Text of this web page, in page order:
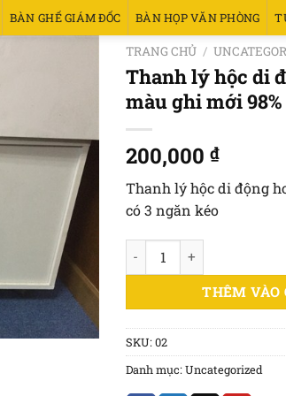
BÀN GHẾ GIÁM ĐỐC BÀN HỌP VĂN PHÒNG
TRANG CHỦ /
Thanh lý hộc di
màu ghi mới 98%
200,000 ₫
Thanh lý hộc di động
có 3 ngăn kéo
Thanh lý hộc di động hoà
THÊM VÀO
SKU:02
Danh mục:Uncategorized